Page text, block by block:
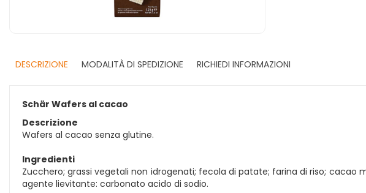
DESCRIZIONE
MODALITÀ DI SPEDIZIONE RICHIEDI INFORMAZIONI
Schär Wafers al cacao
Descrizione
Wafers al cacao senza glutine.
Ingredienti
Zucchero; grassi vegetali non idrogenati; fecola di patate; farina di riso; cacao
agente lievitante: carbonato acido di sodio.